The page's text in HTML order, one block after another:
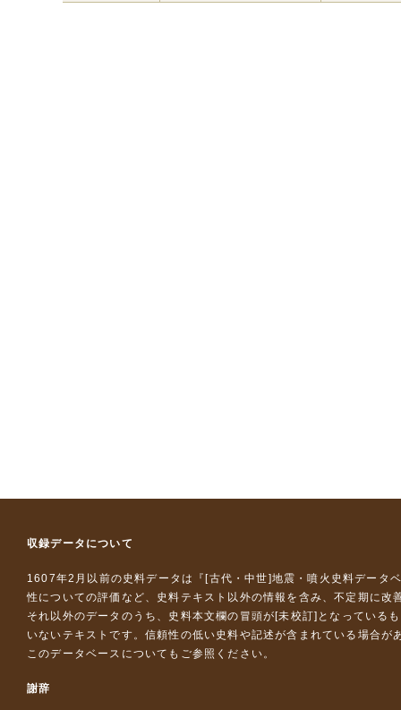
収録データについて
1607年2月以前の史料データは『 [古代・中世]地震・噴火史料データ
性についての評価など、史料テキスト以外の情報を含み、不定期に改
それ以外のデータのうち、史料本文欄の冒頭が[未校訂]となっている
いないテキストです。信頼性の低い史料や記述が含まれている場合が
このデータベースについて もご参照ください。
謝辞